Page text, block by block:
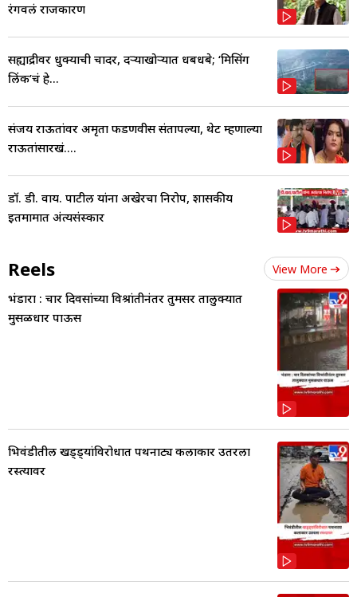
रंगवलं राजकारण
सह्याद्रीवर धुक्याची चादर, दऱ्याखोऱ्यात धबधबे; ‘मिसिंग
लिंक’चं हे...
संजय राऊतांवर अमृता फडणवीस संतापल्या, थेट म्हणाल्या
राऊतांसारखं....
डॉ. डी. वाय. पाटील यांना अखेरचा निरोप, शासकीय
इतमामात अंत्यसंस्कार
Reels View More
भंडारा : चार दिवसांच्या विश्रांतीनंतर तुमसर तालुक्यात
मुसळधार पाऊस
भिवंडीतील खड्ड्यांविरोधात पथनाट्य कलाकार उतरला
रस्त्यावर